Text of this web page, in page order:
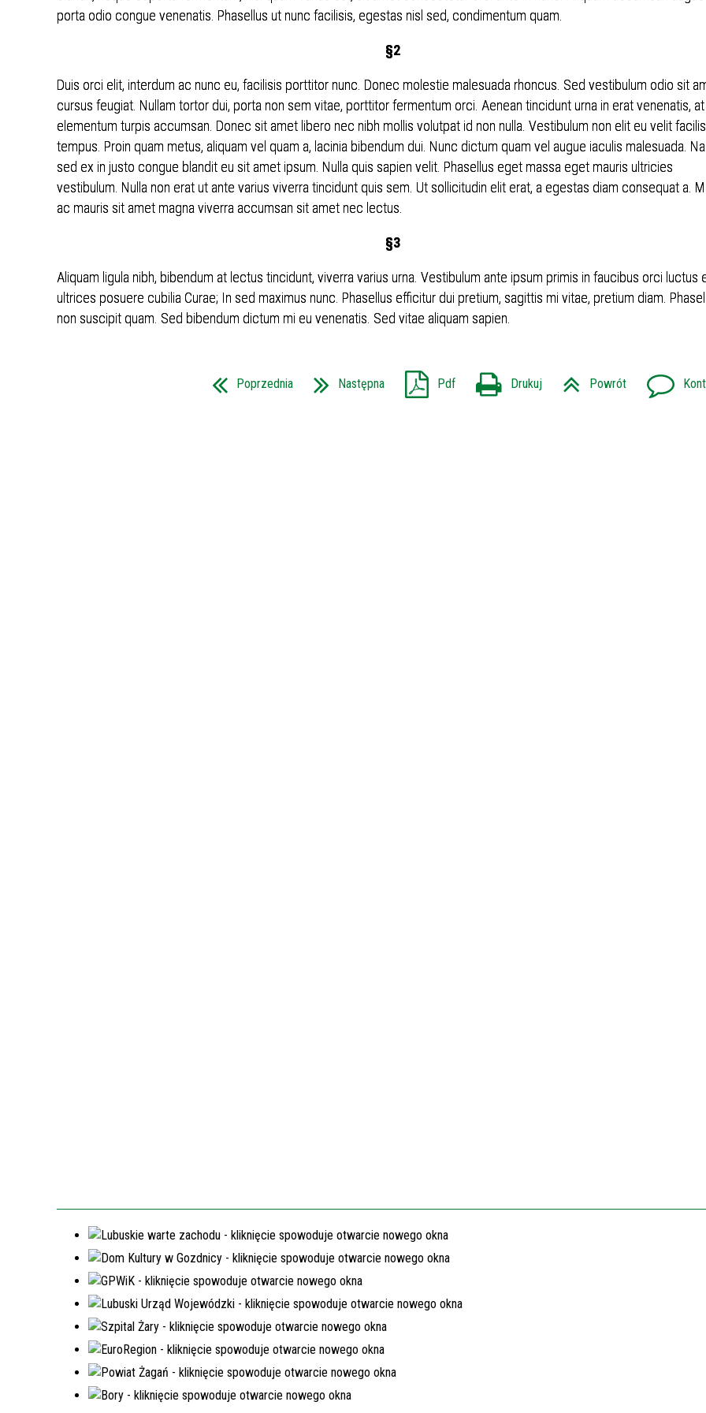
WILKI NAD NYSĄ
STATYSTYKA
SYSTEM INFORMACJI
PRZESTRZENNEJ
NAJWYŻSZY CERAMICZNY POMNIK W
EUROPIE
PLAN MIASTA
MIEJSKIE JEDNOSTKI
POMOC SPOŁECZNA
KULTURA / KALENDARZ IMPREZ
SPORT I REKREACJA
JAKOŚĆ WODY DO SPOŻYCIA
BEZPŁATNY PUNKT POMOCY
PRAWNEJ
PROGRAM POLITYKI ZDROWOTNEJ -
REHABILITACJA
porta odio congue venenatis. Phasellus ut nunc facilisis, egestas nisl sed, condimentum quam.
§2
Duis orci elit, interdum ac nunc eu, facilisis porttitor nunc. Donec molestie malesuada rhoncus. Sed vestibulum odio sit
cursus feugiat. Nullam tortor dui, porta non sem vitae, porttitor fermentum orci. Aenean tincidunt urna in erat venenatis, at
elementum turpis accumsan. Donec sit amet libero nec nibh mollis volutpat id non nulla. Vestibulum non elit eu velit
tempus. Proin quam metus, aliquam vel quam a, lacinia bibendum dui. Nunc dictum quam vel augue iaculis malesuada.
sed ex in justo congue blandit eu sit amet ipsum. Nulla quis sapien velit. Phasellus eget massa eget mauris ultricies
vestibulum. Nulla non erat ut ante varius viverra tincidunt quis sem. Ut sollicitudin elit erat, a egestas diam consequat a.
ac mauris sit amet magna viverra accumsan sit amet nec lectus.
§3
Aliquam ligula nibh, bibendum at lectus tincidunt, viverra varius urna. Vestibulum ante ipsum primis in faucibus orci luctus
ultrices posuere cubilia Curae; In sed maximus nunc. Phasellus efficitur dui pretium, sagittis mi vitae, pretium diam.
non suscipit quam. Sed bibendum dictum mi eu venenatis. Sed vitae aliquam sapien.
Poprzednia Następna Pdf Drukuj Powrót